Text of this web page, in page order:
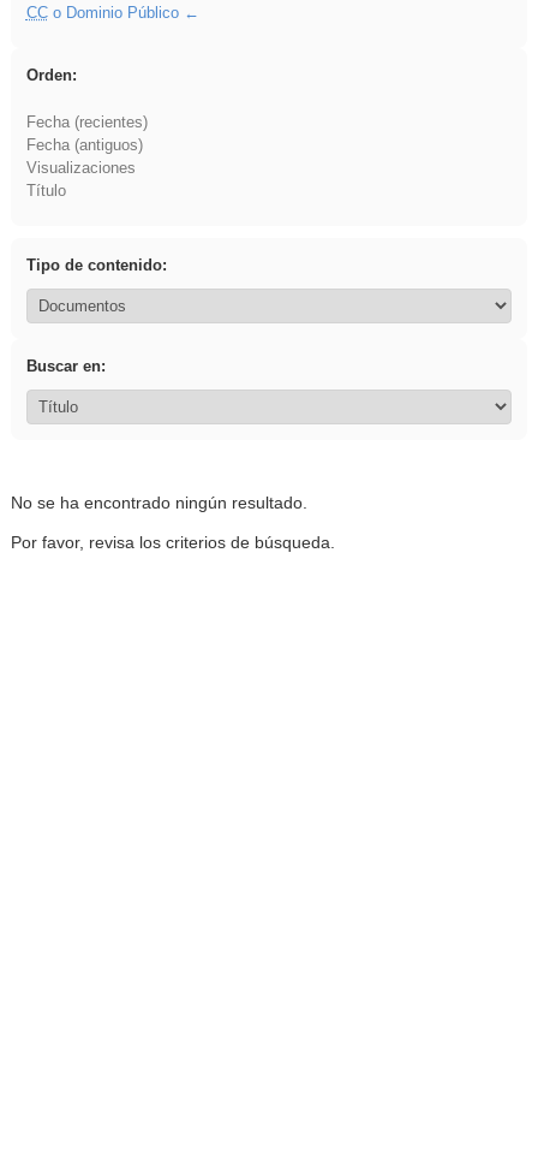
CCo Dominio Público
Orden:
Fecha (recientes)
Fecha (antiguos)
Visualizaciones
Título
Tipo de contenido:
Buscar en:
No se ha encontrado ningún resultado.
Por favor, revisa los criterios de búsqueda.